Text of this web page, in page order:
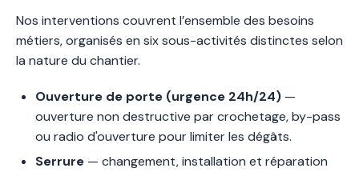
Nos interventions couvrent l’ensemble des besoins
métiers, organisés en six sous-activités distinctes selon
la nature du chantier.
Ouverture de porte (urgence 24h/24) —
ouverture non destructive par crochetage, by-pass
ou radio d'ouverture pour limiter les dégâts.
Serrure — changement, installation et réparation